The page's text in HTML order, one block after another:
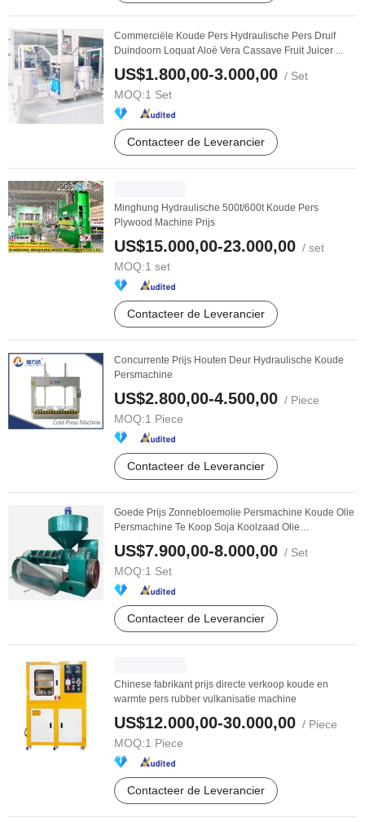
Commerciële Koude Pers Hydraulische Pers Druif
Duindoorn Loquat Aloë Vera Cassave Fruit Juicer ...
US$1.800,00-3.000,00 / Set
MOQ:1 Set
Contacteer de Leverancier
Minghung Hydraulische 500t/600t Koude Pers
Plywood Machine Prijs
US$15.000,00-23.000,00 / set
MOQ:1 set
Contacteer de Leverancier
Concurrente Prijs Houten Deur Hydraulische Koude
Persmachine
US$2.800,00-4.500,00 / Piece
MOQ:1 Piece
Contacteer de Leverancier
Goede Prijs Zonnebloemolie Persmachine Koude Olie
Persmachine Te Koop Soja Koolzaad Olie
Persmachine
US$7.900,00-8.000,00 / Set
MOQ:1 Set
Contacteer de Leverancier
Chinese fabrikant prijs directe verkoop koude en
warmte pers rubber vulkanisatie machine
US$12.000,00-30.000,00 / Piece
MOQ:1 Piece
Contacteer de Leverancier